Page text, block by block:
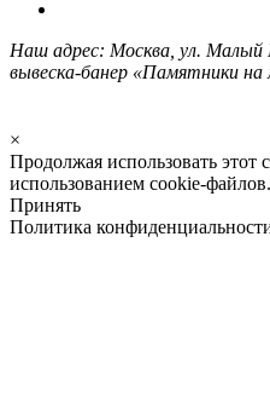
Наш адрес: Москва, ул. Малый
вывеска-банер «Памятники
×
Продолжая использовать этот
использованием cookie-файлов.
Принять
Политика